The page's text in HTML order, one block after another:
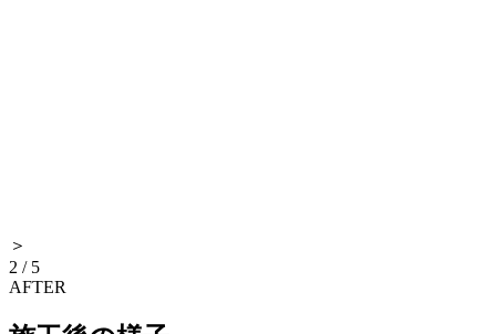
＞
2 / 5
AFTER